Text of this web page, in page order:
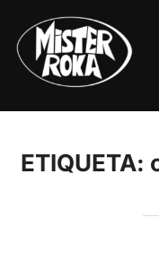
contenido
ETIQUETA: